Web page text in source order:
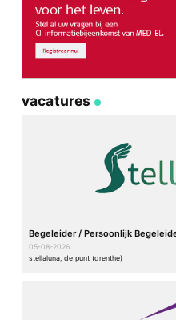
vacatures
Begeleider / Persoonlijk
05-08-2026
stellaluna, de punt (drenthe)